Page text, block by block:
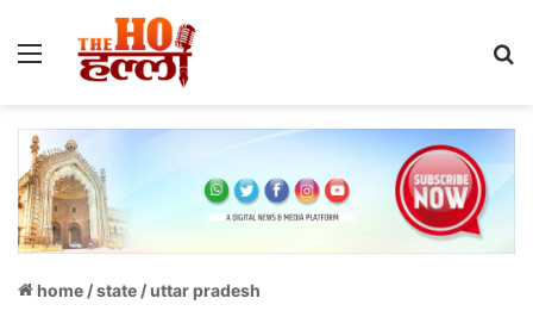
Menu
home /state /uttar pradesh